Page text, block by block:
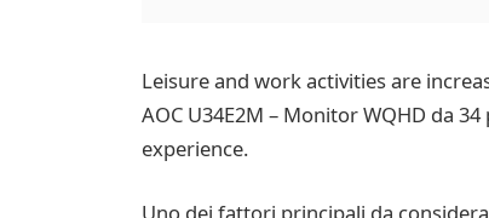
Leisure and work activities are
AOC U34E2M – Monitor WQHD da
experience.